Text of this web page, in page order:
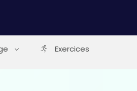
Exercices